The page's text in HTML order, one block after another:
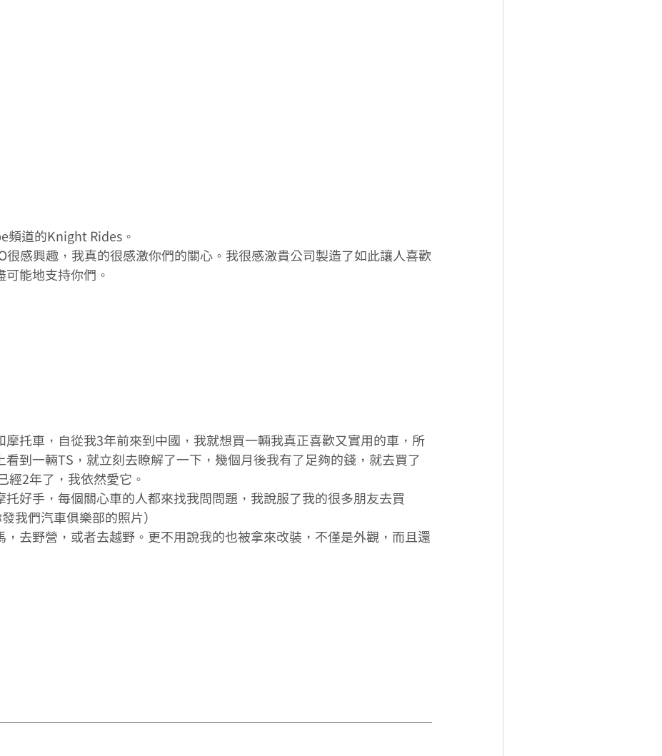
頻道的Knight Rides。
很感興趣，我真的很感激你們的關心。我很感激貴公司製造了如此讓人喜歡
可能地支持你們。
摩托車，自從我3年前來到中國，我就想買一輛我真正喜歡又實用的車，所
看到一輛TS，就立刻去瞭解了一下，幾個月後我有了足夠的錢，就去買了
經2年了，我依然愛它。
托好手，每個關心車的人都來找我問問題，我說服了我的很多朋友去買
我們汽車俱樂部的照片）
，去野營，或者去越野。更不用說我的也被拿來改裝，不僅是外觀，而且還